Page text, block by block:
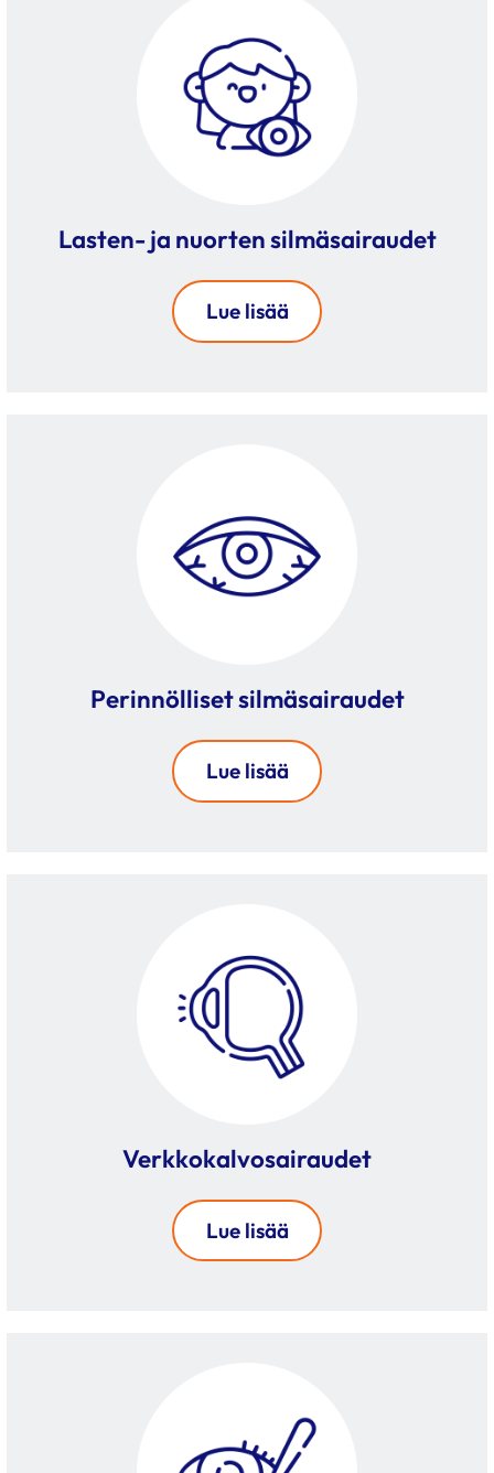
Lasten- ja nuorten silmäsairaudet
Lue lisää
Perinnölliset silmäsairaudet
Lue lisää
Verkkokalvo­sairaudet
Lue lisää